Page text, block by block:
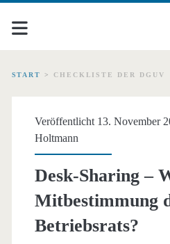
START > CHECKLISTE DER DGUV
Schlagwort:
der
DGUV</
Veröffentlicht 13. November
Holtmann
Desk-Sharing –
Mitbestimmung
Betriebsrats?